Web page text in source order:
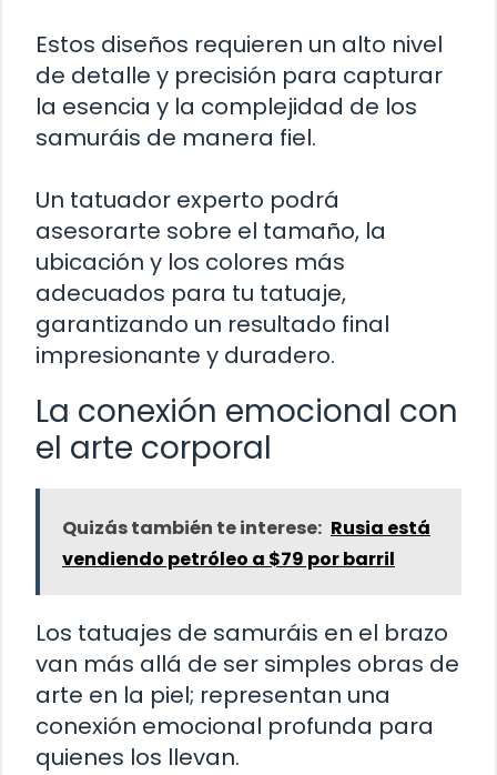
Estos diseños requieren un alto nivel
de detalle y precisión para capturar
la esencia y la complejidad de los
samuráis de manera fiel.
Un tatuador experto podrá
asesorarte sobre el tamaño, la
ubicación y los colores más
adecuados para tu tatuaje,
garantizando un resultado final
impresionante y duradero.
La conexión emocional con
el arte corporal
Quizás también te interese: Rusia está
vendiendo petróleo a $79 por barril
Los tatuajes de samuráis en el brazo
van más allá de ser simples obras de
arte en la piel; representan una
conexión emocional profunda para
quienes los llevan.